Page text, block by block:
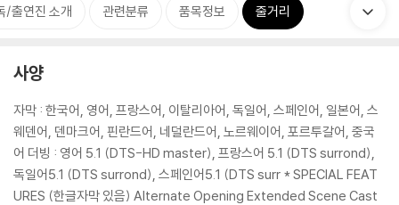
/출연진 소개 관련분류 품목정보 줄거리
사양
자막 : 한국어, 영어, 프랑스어, 이탈리아어, 독일어, 스페인어, 일본어, 스
웨덴어, 덴마크어, 핀란드어, 네덜란드어, 노르웨이어, 포르투갈어, 중국
어 더빙 : 영어 5.1 (DTS-HD master), 프랑스어 5.1 (DTS surrond),
독일어5.1 (DTS surrond), 스페인어5.1 (DTS surr * SPECIAL FEAT
URES (한글자막 있음) Alternate Opening Extended Scene Cast